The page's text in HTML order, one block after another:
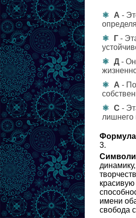
А -
Г -
Д -
А -
С -
Формула
3.
имени
свобода